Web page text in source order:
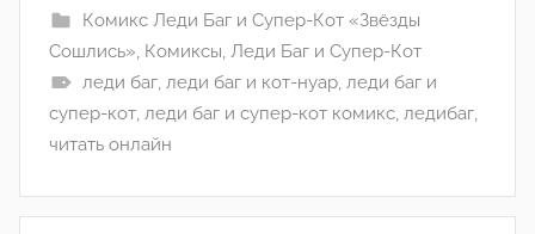
Комикс Леди Баг и Супер-Кот «Звёзды
Сошлись», Комиксы, Леди Баг и Супер-Кот
леди баг, леди баг и кот-нуар, леди баг и
супер-кот, леди баг и супер-кот комикс, ледибаг,
читать онлайн